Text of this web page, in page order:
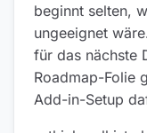
beginnt selten,
ungeeignet
für das nächste
Roadmap-Folie
Add-in-Setup